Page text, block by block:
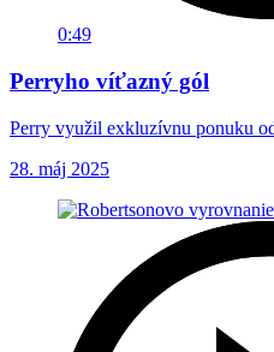
0:49
Perryho víťazný gól
Perry využil exkluzívnu ponuku
28. máj 2025